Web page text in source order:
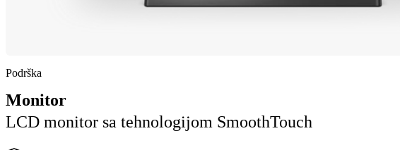
Podrška
Monitor
LCD monitor sa tehnologijom SmoothTouch